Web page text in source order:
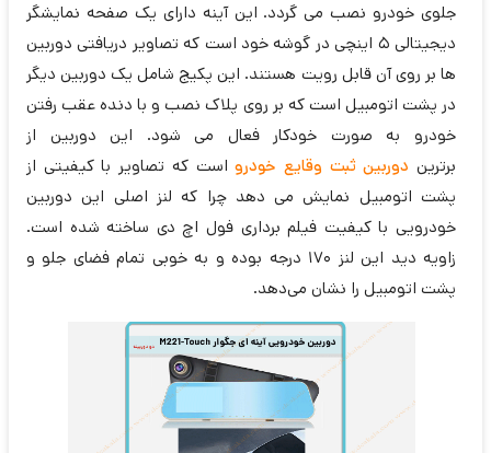
جلوی خودرو نصب می گردد. این آینه دارای یک صفحه نمایشگر
دیجیتالی 5 اینچی در گوشه خود است که تصاویر دریافتی دوربین
ها بر روی آن قابل رویت هستند. این پکیج شامل یک دوربین دیگر
در پشت اتومبیل است که بر روی پلاک نصب و با دنده عقب رفتن
خودرو به صورت خودکار فعال می شود. این دوربین از
برترین دوربین ثبت وقایع خودرواست که تصاویر با کیفیتی از
پشت اتومبیل نمایش می دهد چرا که لنز اصلی این دوربین
خودرویی با کیفیت فیلم برداری فول اچ دی ساخته شده است.
زاویه دید این لنز 170 درجه بوده و به خوبی تمام فضای جلو و
پشت اتومبیل را نشان می‌دهد.